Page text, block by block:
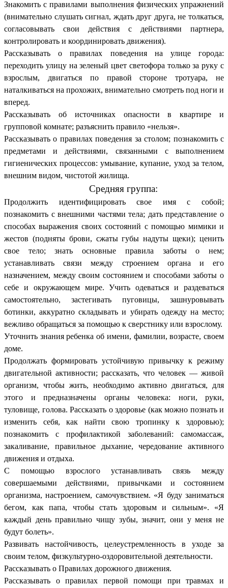
Знакомить с правилами выполнения физических упражнений
(внимательно слушать сигнал, ждать друг друга, не толкаться,
согласовывать свои действия с действиями партнера,
контролировать и координировать движения).
Рассказывать о правилах поведения на улице города:
переходить улицу на зеленый цвет светофора только за руку с
взрослым, двигаться по правой стороне тротуара, не
наталкиваться на прохожих, внимательно смотреть под ноги и
вперед.
Рассказывать об источниках опасности в квартире и
групповой комнате; разъяснить правило «нельзя».
Рассказывать о правилах поведения за столом; познакомить с
предметами и действиями, связанными с выполнением
гигиенических процессов: умывание, купание, уход за телом,
внешним видом, чистотой жилища.
Средняя группа:
Продолжить идентифицировать свое имя с собой;
познакомить с внешними частями тела; дать представление о
способах выражения своих состояний с помощью мимики и
жестов (подняты брови, сжаты губы надуты щеки); ценить
свое тело; знать основные правила заботы о нем;
устанавливать связи между строением органа и его
назначением, между своим состоянием и способами заботы о
себе и окружающем мире. Учить одеваться и раздеваться
самостоятельно, застегивать пуговицы, зашнуровывать
ботинки, аккуратно складывать и убирать одежду на место;
вежливо обращаться за помощью к сверстнику или взрослому.
Уточнить знания ребенка об имени, фамилии, возрасте, своем
доме.
Продолжать формировать устойчивую привычку к режиму
двигательной активности; рассказать, что человек — живой
организм, чтобы жить, необходимо активно двигаться, для
этого и предназначены органы человека: ноги, руки,
туловище, голова. Рассказать о здоровье (как можно познать и
изменить себя, как найти свою тропинку к здоровью);
познакомить с профилактикой заболеваний: самомассаж,
закаливание, правильное дыхание, чередование активного
движения и отдыха.
С помощью взрослого устанавливать связь между
совершаемыми действиями, привычками и состоянием
организма, настроением, самочувствием. «Я буду заниматься
бегом, как папа, чтобы стать здоровым и сильным». «Я
каждый день правильно чищу зубы, значит, они у меня не
будут болеть».
Развивать настойчивость, целеустремленность в уходе за
своим телом, физкультурно-оздоровительной деятельности.
Рассказывать о Правилах дорожного движения.
Рассказывать о правилах первой помощи при травмах и